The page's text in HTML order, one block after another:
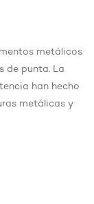
metálicos
de punta. La
han hecho
metálicas y